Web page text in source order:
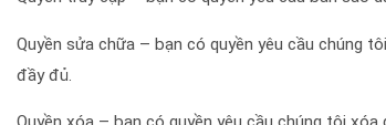
Quyền sửa chữa – bạn có quyền yêu cầu chúng
đầy đủ.